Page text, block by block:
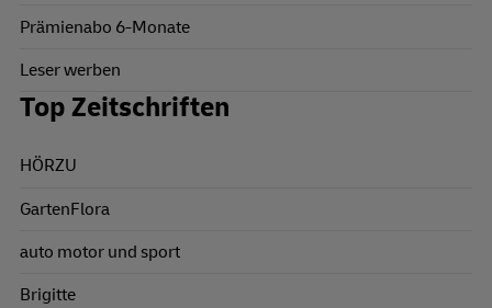
Prämienabo 6-Monate
Leser werben
Top Zeitschriften
HÖRZU
GartenFlora
auto motor und sport
Brigitte